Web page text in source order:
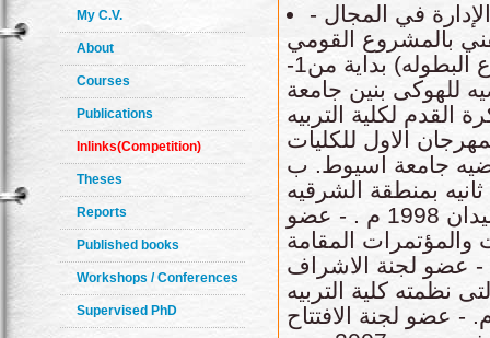
My C.V.
About
Courses
Publications
Inlinks(Competition)
Theses
Reports
Published books
Workshops / Conferences
Supervised PhD
- الخبرات في مجال التدريب و التحكيم والإدارة في المجال
بالمشروع القومي
للناشئين التابع لوزارة الشباب و الرياضه (قطاع البطوله) بداية من1-
للهوكى بنين جامعة
كرة القدم لكلية التربيه
الاول للكليات
جامعة اسيوط. ب
بمنطقة الشرقيه
لكرة القدم. - دورة تحكيم جدد فى هوكى الميدان 1998 م . - عضو
والمؤتمرات المقامة
- عضو لجنة الاشراف
نظمته كلية التربيه
بنين - جامعة الاسكندريه2004م. - عضو لجنة الافتتاح